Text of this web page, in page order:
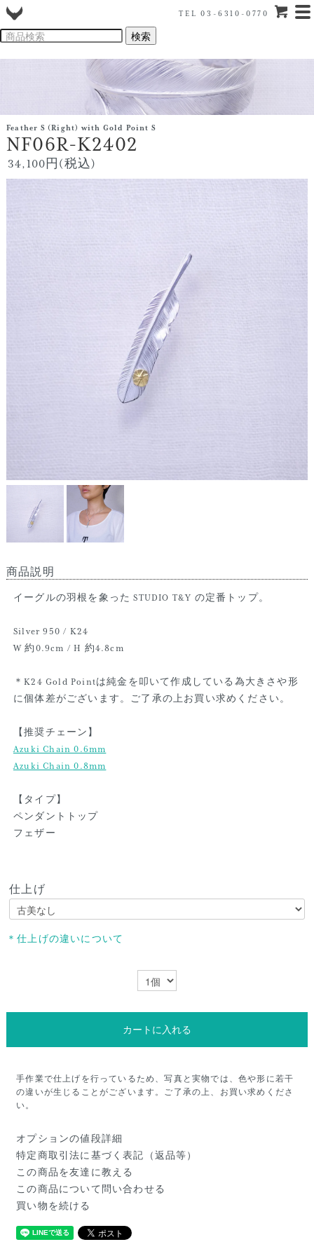
TEL 03-6310-0770
Feather S (Right) with Gold Point S
NF06R-K2402
34,100円(税込)
商品説明
イーグルの羽根を象った STUDIO T&Y の定番トップ。
Silver 950 / K24
W 約0.9cm / H 約4.8cm
＊K24 Gold Pointは純金を叩いて作成している為大きさや形
に個体差がございます。ご了承の上お買い求めください。
【推奨チェーン】
Azuki Chain 0.6mm
Azuki Chain 0.8mm
【タイプ】
ペンダントトップ
フェザー
仕上げ
＊仕上げの違いについて
カートに入れる
手作業で仕上げを行っているため、写真と実物では、色や形に若干
の違いが生じることがございます。ご了承の上、お買い求めくださ
い。
オプションの値段詳細
特定商取引法に基づく表記（返品等）
この商品を友達に教える
この商品について問い合わせる
買い物を続ける